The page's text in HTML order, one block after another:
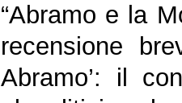
“Abramo e la
recensione
Abramo’: il